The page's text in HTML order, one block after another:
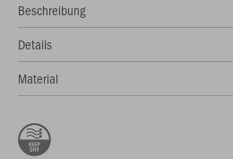
Beschreibung
Details
Material